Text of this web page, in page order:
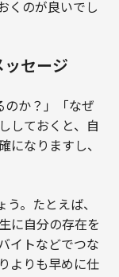
くのが良いでし
ッセージ
のか？」「なぜ
しておくと、自
になりますし、
う。たとえば、
に自分の存在を
イトなどでつな
よりも早めに仕